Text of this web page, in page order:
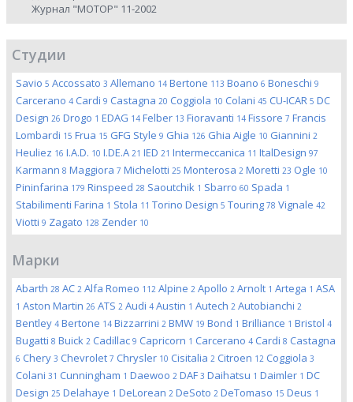
Журнал "МОТОР" 11-2002
Студии
Savio 5 Accossato 3 Allemano 14 Bertone 113 Boano 6 Boneschi 9
Carcerano 4 Cardi 9 Castagna 20 Coggiola 10 Colani 45 CU-ICAR 5 DC
Design 26 Drogo 1 EDAG 14 Felber 13 Fioravanti 14 Fissore 7 Francis
Lombardi 15 Frua 15 GFG Style 9 Ghia 126 Ghia Aigle 10 Giannini 2
Heuliez 16 I.A.D. 10 I.DE.A 21 IED 21 Intermeccanica 11 ItalDesign 97
Karmann 8 Maggiora 7 Michelotti 25 Monterosa 2 Moretti 23 Ogle 10
Pininfarina 179 Rinspeed 28 Saoutchik 1 Sbarro 60 Spada 1
Stabilimenti Farina 1 Stola 11 Torino Design 5 Touring 78 Vignale 42
Viotti 9 Zagato 128 Zender 10
Марки
Abarth 28 AC 2 Alfa Romeo 112 Alpine 2 Apollo 2 Arnolt 1 Artega 1 ASA
1 Aston Martin 26 ATS 2 Audi 4 Austin 1 Autech 2 Autobianchi 2
Bentley 4 Bertone 14 Bizzarrini 2 BMW 19 Bond 1 Brilliance 1 Bristol 4
Bugatti 8 Buick 2 Cadillac 9 Capricorn 1 Carcerano 4 Cardi 8 Castagna
6 Chery 3 Chevrolet 7 Chrysler 10 Cisitalia 2 Citroen 12 Coggiola 3
Colani 31 Cunningham 1 Daewoo 2 DAF 3 Daihatsu 1 Daimler 1 DC
Design 25 Delahaye 1 DeLorean 2 DeSoto 2 DeTomaso 15 Deus 1